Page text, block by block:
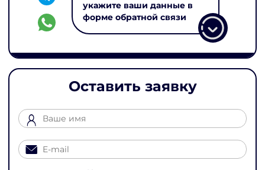
укажите ваши данные в
форме обратной связи
Оставить заявку